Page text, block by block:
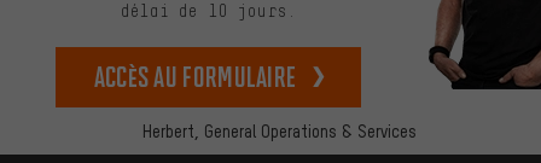
Herbert, General Operations & Services
délai de 10 jours.
Accès au formulaire